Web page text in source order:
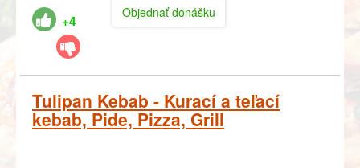
+4 Objednať donášku
Tulipan Kebab - Kurací a teľací
kebab, Pide, Pizza, Grill